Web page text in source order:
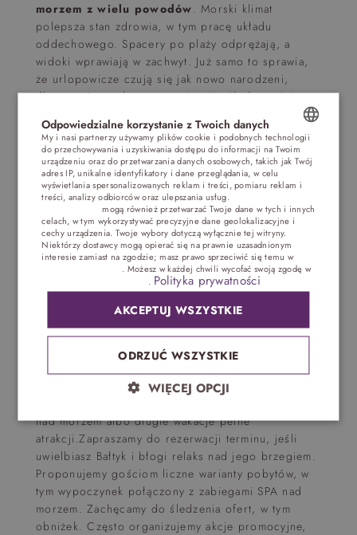
morzem z wielu powodów. Morski klimat
polepsza stan zdrowia, w tym pracę układu
oddechowego. Spacery po plaży odprężają, a
widoki wprawiają w zachwyt. Już samo to sprawia,
że urlopowicze czują się jak nowo narodzeni,
dlatego nie trzeba zastanawiać się, ile korzyści
przyniosą dodatkowo zabiegi SPA nad morzem. To
podwójny zysk dla zdrowia i urody.
Ośrodek SPA Bałtyk
– relaks nad
morzem
Jak widać, nasz obiekt ma wiele do zaoferowania
Goście bardzo chwalą przeprowadzane w obiekcie
zabiegi SPA.Pakiet obejmujący serię procedur
na twarz czy ciało będzie doskonałym
też nie stoi na przeszkodzie, aby udać się na nie
nad morzem albo długie wakacje pełne
atrakcji.Zapraszamy do rezerwacji terminu, jeśli
uwielbiasz Bałtyk i błogi relaks nad jego brzegiem.
Proponujemy gościom liczne warianty pobytów, w
tym wypoczynek połączony z zabiegami SPA nad
morzem. Zachęcamy do śledzenia ofert, w tym
obniżek. Często organizujemy akcje promocyjne,
POLISH
ENGLISH
GERMAN
CZECH
Odpowiedzialne korzystanie z Twoich danych
My i nasi partnerzy używamy plików cookie i podobnych technologii
do przechowywania i uzyskiwania dostępu do informacji na Twoim
urządzeniu oraz do przetwarzania danych osobowych, takich jak Twój
adres IP, unikalne identyfikatory i dane przeglądania, w celu
wyświetlania spersonalizowanych reklam i treści, pomiaru reklam i
treści, analizy odbiorców oraz ulepszania usług.
mogą również przetwarzać Twoje dane w tych i innych
celach, w tym wykorzystywać precyzyjne dane geolokalizacyjne i
cechy urządzenia. Twoje wybory dotyczą wyłącznie tej witryny.
Niektórzy dostawcy mogą opierać się na prawnie uzasadnionym
interesie zamiast na zgodzie; masz prawo sprzeciwić się temu w
. Możesz w każdej chwili wycofać swoją zgodę w
. Polityka prywatności
AKCEPTUJ WSZYSTKIE
ODRZUĆ WSZYSTKIE
WIĘCEJ OPCJI